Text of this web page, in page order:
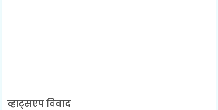
व्हाट्सएप विवाद